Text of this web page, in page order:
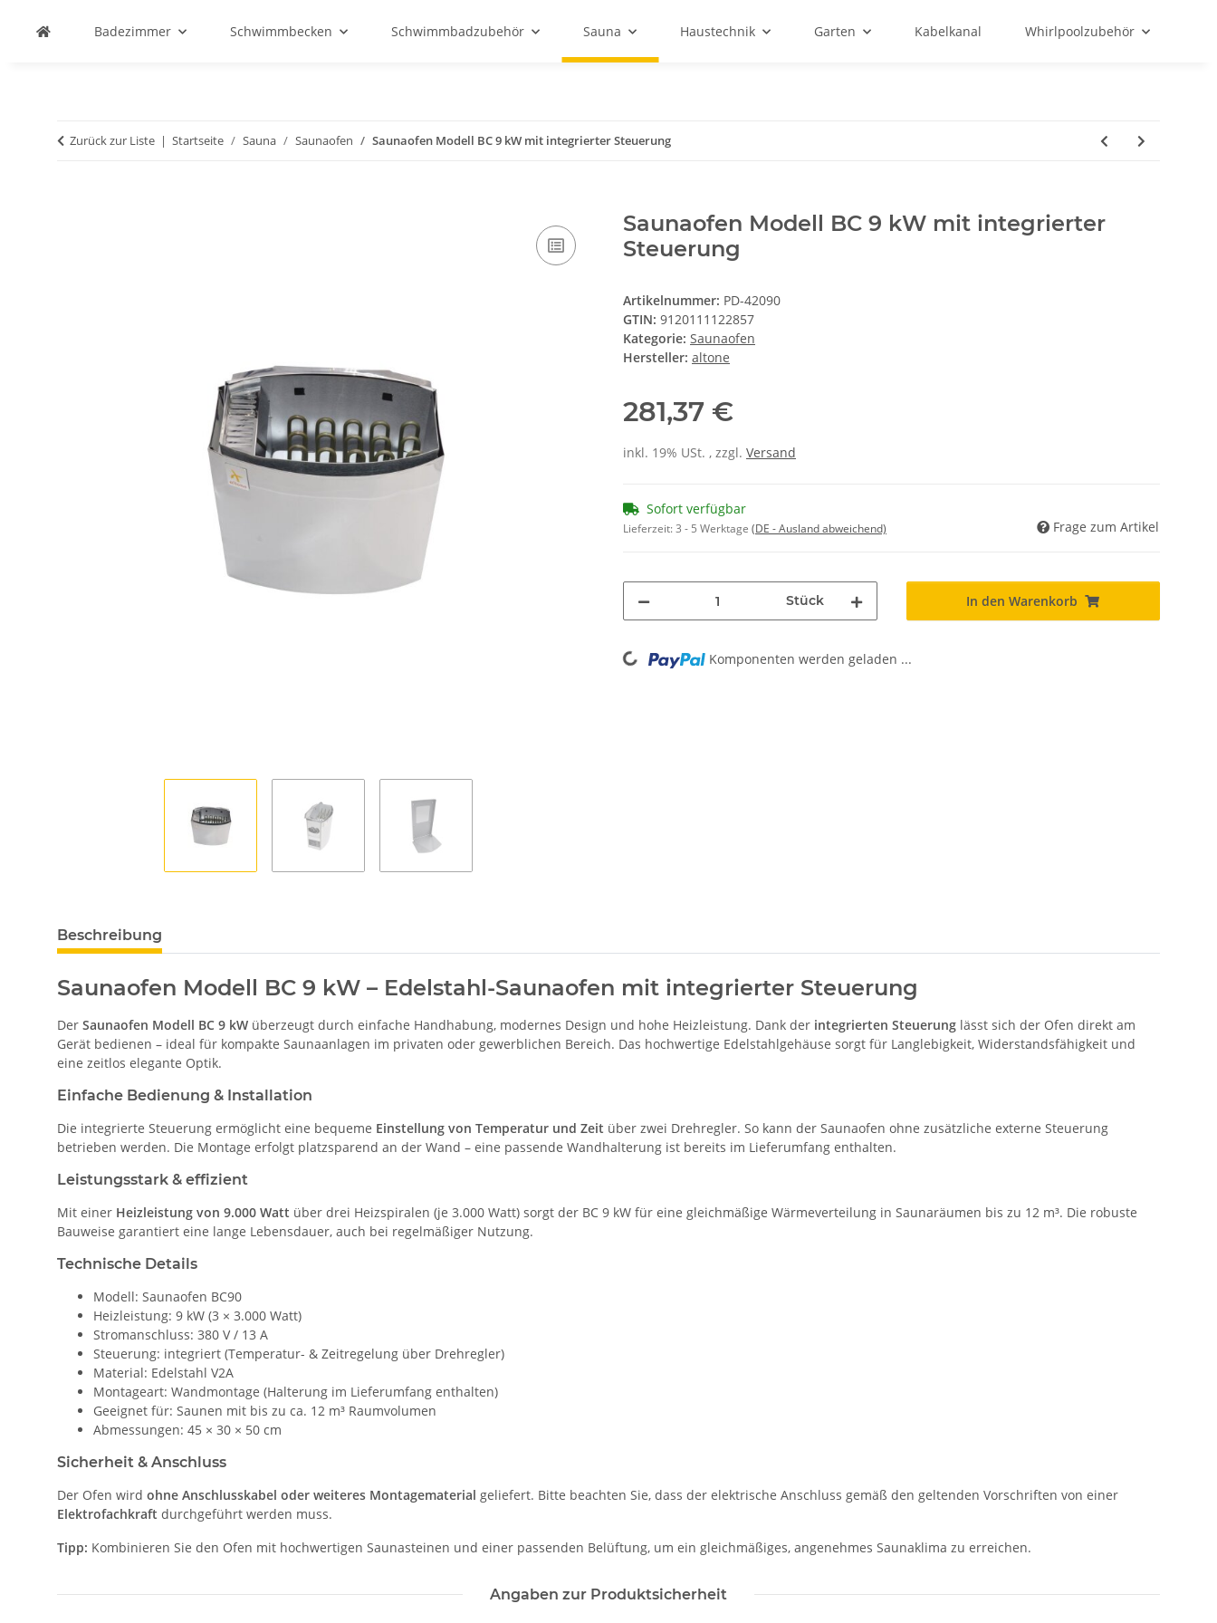
Badezimmer Schwimmbecken Schwimmbadzubehör Sauna Haustechnik Garten Kabelkanal Whirlpoolzubehör
Zurück zur Liste Startseite Sauna Saunaofen Saunaofen Modell BC 9 kW mit integrierter Steuerung
Saunaofen Modell BC 9 kW mit integrierter
Steuerung
Artikelnummer: PD-42090
GTIN: 9120111122857
Kategorie: Saunaofen
Hersteller: altone
281,37 €
inkl. 19% USt. , zzgl. Versand
Sofort verfügbar
Lieferzeit:3 - 5 Werktage (DE - Ausland abweichend) Frage zum Artikel
Stück In den Warenkorb
Loading... Komponenten werden geladen ...
Beschreibung
Saunaofen Modell BC 9 kW – Edelstahl-Saunaofen mit integrierter Steuerung
Der Saunaofen Modell BC 9 kW überzeugt durch einfache Handhabung, modernes Design und hohe Heizleistung. Dank der integrierten Steuerung lässt sich der Ofen direkt am
Gerät bedienen – ideal für kompakte Saunaanlagen im privaten oder gewerblichen Bereich. Das hochwertige Edelstahlgehäuse sorgt für Langlebigkeit, Widerstandsfähigkeit und
eine zeitlos elegante Optik.
Einfache Bedienung & Installation
Die integrierte Steuerung ermöglicht eine bequeme Einstellung von Temperatur und Zeit über zwei Drehregler. So kann der Saunaofen ohne zusätzliche externe Steuerung
betrieben werden. Die Montage erfolgt platzsparend an der Wand – eine passende Wandhalterung ist bereits im Lieferumfang enthalten.
Leistungsstark & effizient
Mit einer Heizleistung von 9.000 Watt über drei Heizspiralen (je 3.000 Watt) sorgt der BC 9 kW für eine gleichmäßige Wärmeverteilung in Saunaräumen bis zu 12 m³. Die robuste
Bauweise garantiert eine lange Lebensdauer, auch bei regelmäßiger Nutzung.
Technische Details
Modell: Saunaofen BC90
Heizleistung: 9 kW (3 × 3.000 Watt)
Stromanschluss: 380 V / 13 A
Steuerung: integriert (Temperatur- & Zeitregelung über Drehregler)
Material: Edelstahl V2A
Montageart: Wandmontage (Halterung im Lieferumfang enthalten)
Geeignet für: Saunen mit bis zu ca. 12 m³ Raumvolumen
Abmessungen: 45 × 30 × 50 cm
Sicherheit & Anschluss
Der Ofen wird ohne Anschlusskabel oder weiteres Montagematerial geliefert. Bitte beachten Sie, dass der elektrische Anschluss gemäß den geltenden Vorschriften von einer
Elektrofachkraft durchgeführt werden muss.
Tipp: Kombinieren Sie den Ofen mit hochwertigen Saunasteinen und einer passenden Belüftung, um ein gleichmäßiges, angenehmes Saunaklima zu erreichen.
Angaben zur Produktsicherheit